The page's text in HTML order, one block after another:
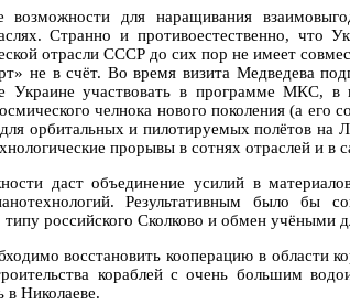
для наращивания
Странно и противоестественно, что
отрасли СССР до сих пор не имеет
не в счёт. Во время визита Медведева
Украине участвовать в программе МКС, в
челнока нового поколения (а его
орбитальных и пилотируемых полётов на
прорывы в сотнях отраслей и в
даст объединение усилий в
Результативным было бы
российского Сколково и обмен учёными
восстановить кооперацию в области
кораблей с очень большим
в Николаеве.